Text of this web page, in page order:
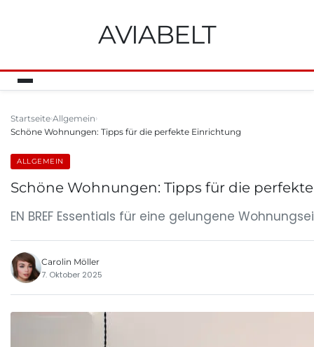
AVIABELT
Startseite Allgemein
Schöne Wohnungen: Tipps für die perfekte Einrichtung
ALLGEMEIN
Schöne Wohnungen: Tipps für die
EN BREF Essentials für eine gelungene
Carolin Möller
7. Oktober 2025